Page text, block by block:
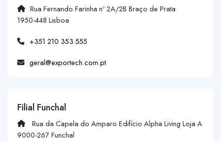
Rua Fernando Farinha nº 2A/2B Braço de Prata
1950-448 Lisboa
+351 210 353 555
geral@exportech.com.pt
Filial Funchal
Rua da Capela do Amparo Edifício Alpha Living Loja A
9000-267 Funchal